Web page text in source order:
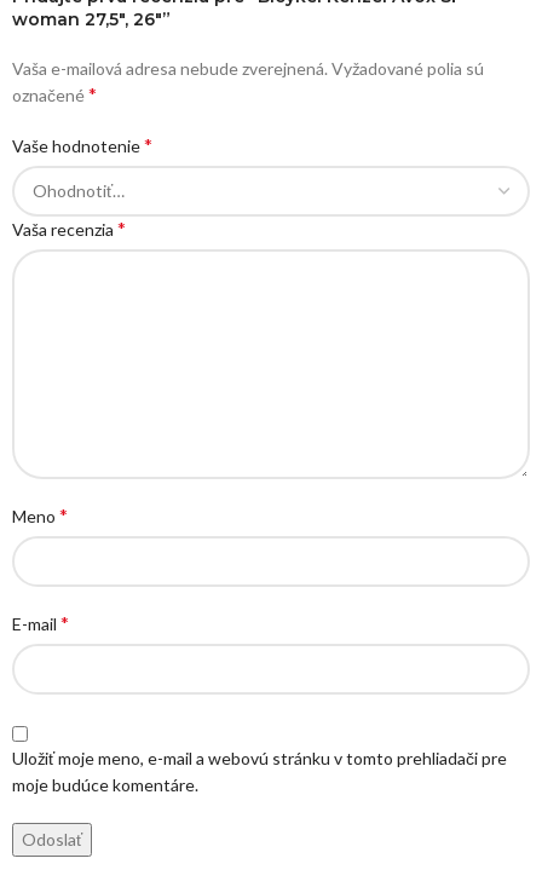
woman 27,5″, 26″”
Vaša e-mailová adresa nebude zverejnená. Vyžadované polia sú
označené*
Vaše hodnotenie*
Vaša recenzia *
Meno *
E-mail *
Uložiť moje meno, e-mail a webovú stránku v tomto prehliadači pre
moje budúce komentáre.